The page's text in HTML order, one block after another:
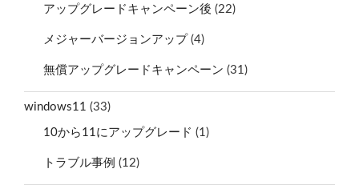
アップグレードキャンペーン後 (22)
メジャーバージョンアップ(4)
無償アップグレードキャンペーン (31)
windows11 (33)
10から11にアップグレード (1)
トラブル事例 (12)